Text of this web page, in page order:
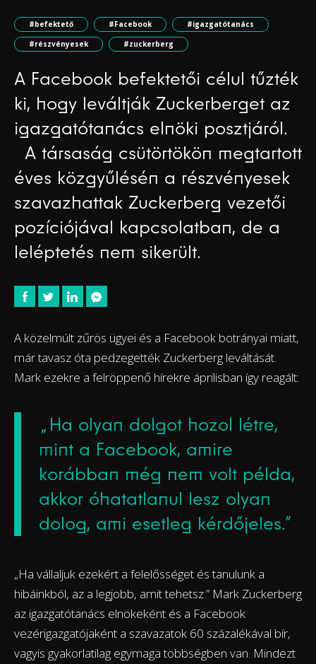
#befektető #Facebook
#igazgatótanács
#részvényesek
#zuckerberg
A Facebook befektetői célul tűzték
ki, hogy leváltják Zuckerberget az
igazgatótanács elnöki posztjáról.
A társaság csütörtökön megtartott
éves közgyűlésén a részvényesek
szavazhattak Zuckerberg vezetői
pozíciójával kapcsolatban, de a
leléptetés nem sikerült.
A közelmúlt zűrös ügyei és a Facebook botrányai miatt,
már tavasz óta pedzegették Zuckerberg leváltását.
Mark ezekre a felröppenő hírekre áprilisban így reagált:
„Ha olyan dolgot hozol létre,
mint a Facebook, amire
korábban még nem volt példa,
akkor óhatatlanul lesz olyan
dolog, ami esetleg kérdőjeles.”
„Ha vállaljuk ezekért a felelősséget és tanulunk a
hibáinkból, az a legjobb, amit tehetsz.” Mark Zuckerberg
az igazgatótanács elnökeként és a Facebook
vezérigazgatójaként a szavazatok 60 százalékával bír,
vagyis gyakorlatilag egymaga többségben van. Mindezt